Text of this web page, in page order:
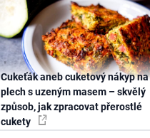
Cukeťák aneb cuketový nákyp na
plech s uzeným masem – skvělý
způsob, jak zpracovat přerostlé
cukety